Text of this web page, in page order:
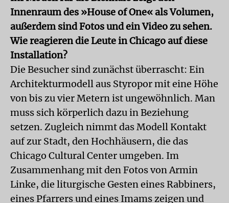
Innenraum des »House of One« als Volumen,
außerdem sind Fotos und ein Video zu sehen.
Wie reagieren die Leute in Chicago auf diese
Installation?
Die Besucher sind zunächst überrascht: Ein
Architekturmodell aus Styropor mit eine Höhe
von bis zu vier Metern ist ungewöhnlich. Man
muss sich körperlich dazu in Beziehung
setzen. Zugleich nimmt das Modell Kontakt
auf zur Stadt, den Hochhäusern, die das
Chicago Cultural Center umgeben. Im
Zusammenhang mit den Fotos von Armin
Linke, die liturgische Gesten eines Rabbiners,
eines Pfarrers und eines Imams zeigen und